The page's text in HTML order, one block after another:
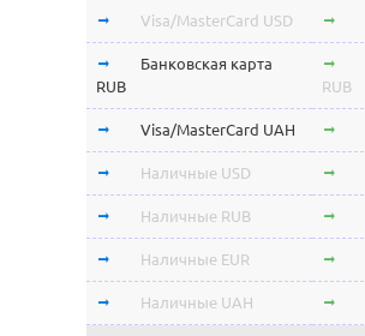
Visa/MasterCard USD
Банковская карта
RUB
RUB
Visa/MasterCard UAH
Наличные USD
Наличные RUB
Наличные EUR
Наличные UAH